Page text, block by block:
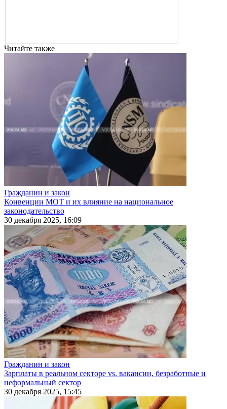
Читайте также
Гражданин и закон
Конвенции МОТ и их влияние на национальное
законодательство
30 декабря 2025, 16:09
Гражданин и закон
Зарплаты в реальном секторе vs. вакансии, безработные и
неформальный сектор
30 декабря 2025, 15:45